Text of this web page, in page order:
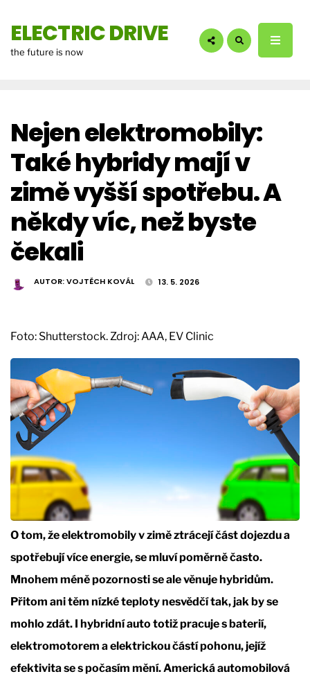
ELECTRIC DRIVE
the future is now
Nejen elektromobily:
Také hybridy mají v
zimě vyšší spotřebu. A
někdy víc, než byste
čekali
AUTOR:VOJTĚCH KOVÁL 13. 5. 2026
Foto: Shutterstock. Zdroj: AAA, EV Clinic
O tom, že elektromobily v zimě ztrácejí část dojezdu a
spotřebují více energie, se mluví poměrně často.
Mnohem méně pozornosti se ale věnuje hybridům.
Přitom ani těm nízké teploty nesvědčí tak, jak by se
mohlo zdát. I hybridní auto totiž pracuje s baterií,
elektromotorem a elektrickou částí pohonu, jejíž
efektivita se s počasím mění. Americká automobilová